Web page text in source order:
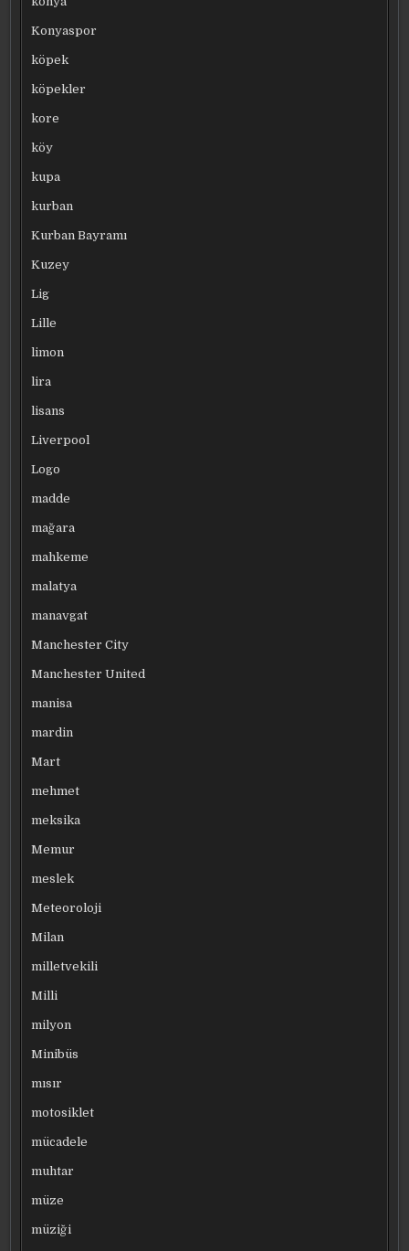
Konyaspor
köpek
köpekler
kore
köy
kupa
kurban
Kurban Bayramı
Kuzey
Lig
Lille
limon
lira
lisans
Liverpool
Logo
madde
mağara
mahkeme
malatya
manavgat
Manchester City
Manchester United
manisa
mardin
Mart
mehmet
meksika
Memur
meslek
Meteoroloji
Milan
milletvekili
Milli
milyon
Minibüs
mısır
motosiklet
mücadele
muhtar
müze
müziği